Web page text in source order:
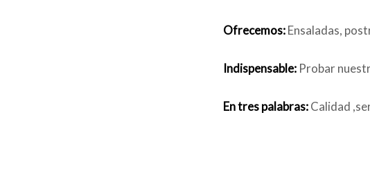
Ofrecemos:Ensaladas,
Indispensable: Probar
En tres palabras:Calidad